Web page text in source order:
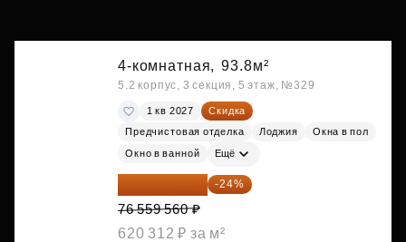
4-комнатная, 93.8м²
5.2 корпус, 3 секция, 5 этаж, №329
1 кв 2027
Скидка
Предчистовая отделка
Лоджия Окна в пол
Окно в ванной Ещё
58 185 266 ₽ -24%
76 559 560 ₽
620 312 ₽ за м²